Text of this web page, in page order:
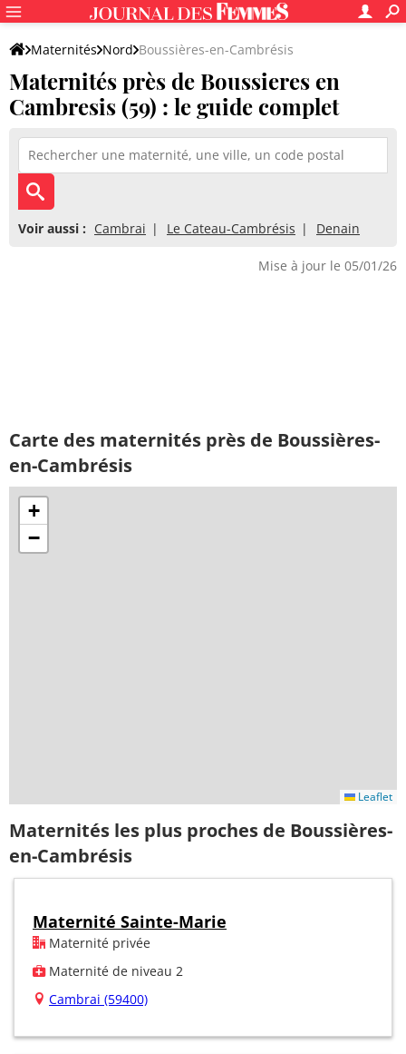
Maternités Nord Boussières-en-Cambrésis
Maternités près de Boussieres en
Cambresis (59) : le guide complet
Voir aussi : Cambrai Le Cateau-Cambrésis Denain
Mise à jour le 05/01/26
Carte des maternités près de Boussières-
en-Cambrésis
+
−
Leaflet
Maternités les plus proches de Boussières-
en-Cambrésis
Maternité Sainte-Marie
Maternité privée
Maternité de niveau 2
Cambrai (59400)